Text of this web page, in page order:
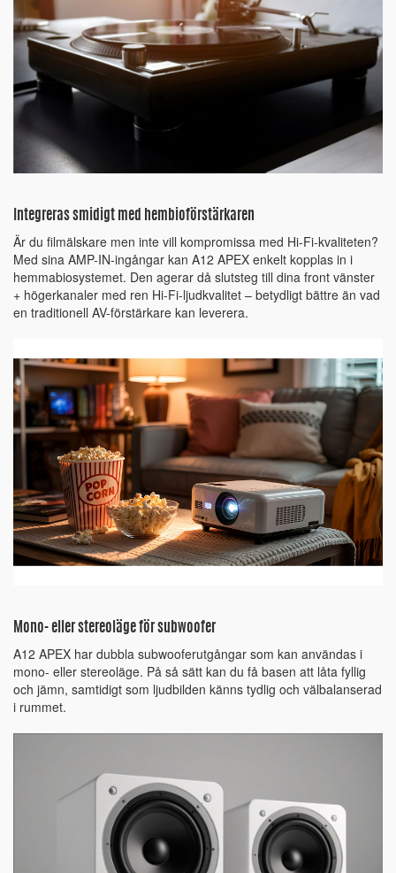
Integreras smidigt med hembioförstärkaren
Är du filmälskare men inte vill kompromissa med Hi-Fi-kvaliteten?
Med sina AMP-IN-ingångar kan A12 APEX enkelt kopplas in i
hemmabiosystemet. Den agerar då slutsteg till dina front vänster
+ högerkanaler med ren Hi-Fi-ljudkvalitet – betydligt bättre än vad
en traditionell AV-förstärkare kan leverera.
Mono- eller stereoläge för subwoofer
A12 APEX har dubbla subwooferutgångar som kan användas i
mono- eller stereoläge. På så sätt kan du få basen att låta fyllig
och jämn, samtidigt som ljudbilden känns tydlig och välbalanserad
i rummet.